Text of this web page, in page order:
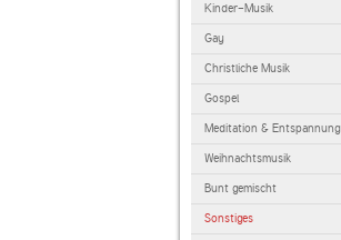
Kinder-Musik
Gay
Christliche Musik
Gospel
Meditation & Entspannung
Weihnachtsmusik
Bunt gemischt
Sonstiges